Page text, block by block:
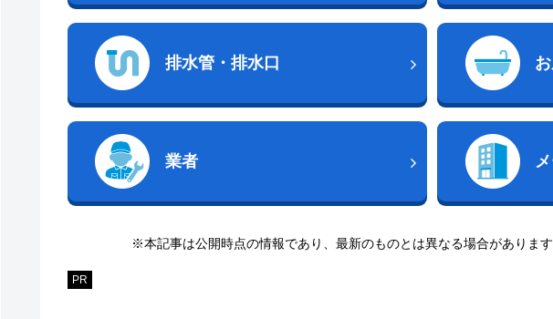
排水管・排水口
業者
※本記事は公開時点の情報であり、最新のものとは異なる場合があります
PR